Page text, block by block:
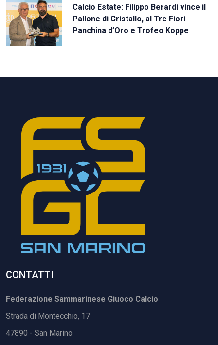
Calcio Estate: Filippo Berardi vince il
Pallone di Cristallo, al Tre Fiori
Panchina d’Oro e Trofeo Koppe
CONTATTI
Federazione Sammarinese Giuoco Calcio
Strada di Montecchio, 17
47890 - San Marino